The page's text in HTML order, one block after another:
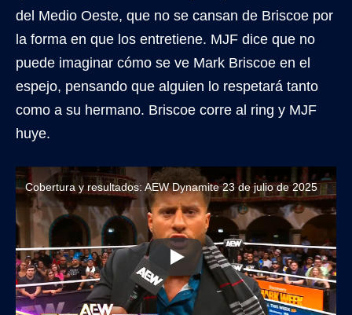
del Medio Oeste, que no se cansan de Briscoe por
la forma en que los entretiene. MJF dice que no
puede imaginar cómo se ve Mark Briscoe en el
espejo, pensando que alguien lo respetará tanto
como a su hermano. Briscoe corre al ring y MJF
huye.
Cobertura y resultados: AEW Dynamite 23 de julio de 2025